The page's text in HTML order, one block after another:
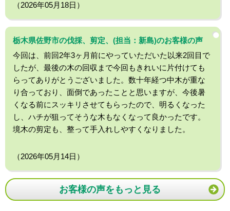
（2026年05月18日）
栃木県佐野市の伐採、剪定、(担当：新島)のお客様の声
今回は、前回2年3ヶ月前にやっていただいた以来2回目で
したが、最後の木の回収まで今回もきれいに片付けても
らってありがとうございました。数十年経つ中木が重な
り合っており、面倒であったことと思いますが、今後暑
くなる前にスッキリさせてもらったので、明るくなった
し、ハチが狙ってそうな木もなくなって良かったです。
境木の剪定も、整って手入れしやすくなりました。
（2026年05月14日）
お客様の声をもっと見る